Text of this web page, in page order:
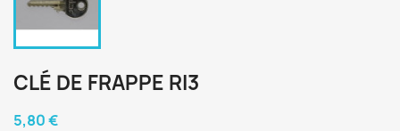
CLÉ DE FRAPPE RI3
5,80 €